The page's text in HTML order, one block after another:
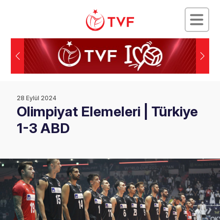
28 Eylül 2024
Olimpiyat Elemeleri | Türkiye
1-3 ABD